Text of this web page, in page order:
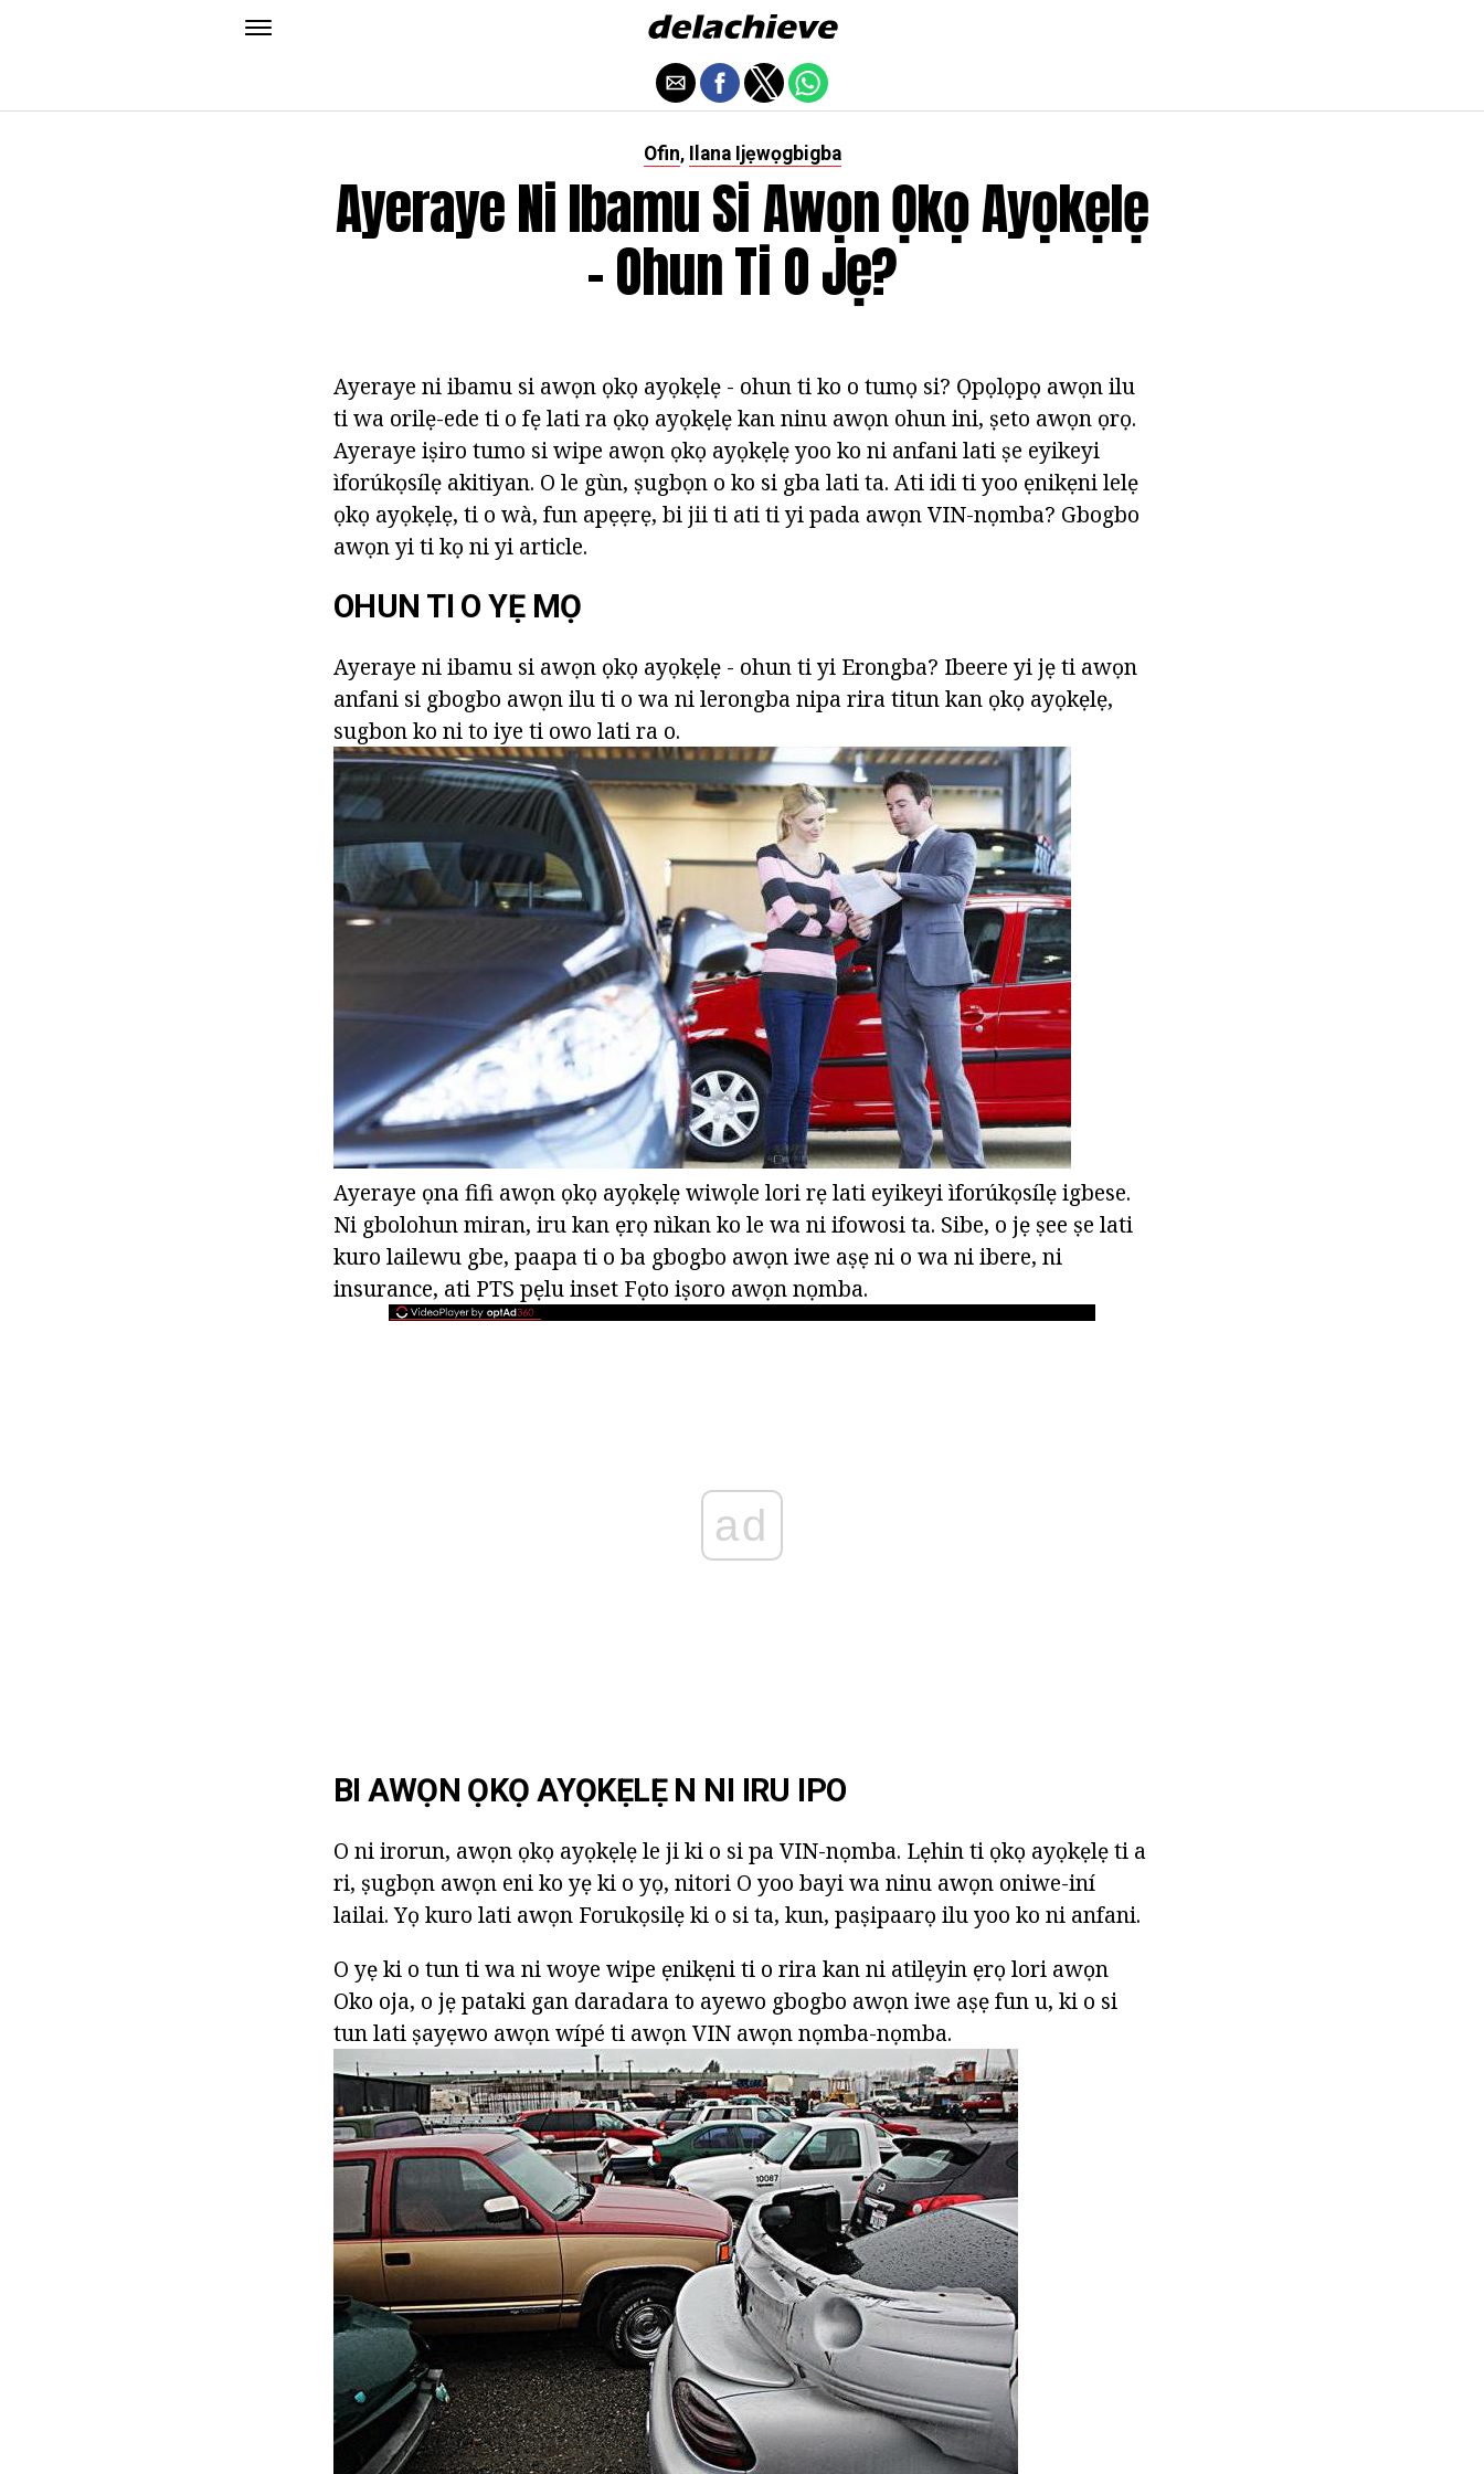
Ofin, Ilana Ijẹwọgbigba
Ayeraye Ni Ibamu Si Awọn Ọkọ Ayọkẹlẹ
- Ohun Ti O Jẹ?
Ayeraye ni ibamu si awọn ọkọ ayọkẹlẹ - ohun ti ko o tumọ si? Ọpọlọpọ awọn ilu
ti wa orilẹ-ede ti o fẹ lati ra ọkọ ayọkẹlẹ kan ninu awọn ohun ini, ṣeto awọn ọrọ.
Ayeraye iṣiro tumo si wipe awọn ọkọ ayọkẹlẹ yoo ko ni anfani lati ṣe eyikeyi
ìforúkọsílẹ akitiyan. O le gùn, ṣugbọn o ko si gba lati ta. Ati idi ti yoo ẹnikẹni lelẹ
ọkọ ayọkẹlẹ, ti o wà, fun apẹẹrẹ, bi jii ti ati ti yi pada awọn VIN-nọmba? Gbogbo
awọn yi ti kọ ni yi article.
OHUN TI O YẸ MỌ
Ayeraye ni ibamu si awọn ọkọ ayọkẹlẹ - ohun ti yi Erongba? Ibeere yi jẹ ti awọn
anfani si gbogbo awọn ilu ti o wa ni lerongba nipa rira titun kan ọkọ ayọkẹlẹ,
sugbon ko ni to iye ti owo lati ra o.
Ayeraye ọna fifi awọn ọkọ ayọkẹlẹ wiwọle lori rẹ lati eyikeyi ìforúkọsílẹ igbese.
Ni gbolohun miran, iru kan ẹrọ nìkan ko le wa ni ifowosi ta. Sibe, o jẹ ṣee ṣe lati
kuro lailewu gbe, paapa ti o ba gbogbo awọn iwe aṣẹ ni o wa ni ibere, ni
insurance, ati PTS pẹlu inset Fọto iṣoro awọn nọmba.
ad
BI AWỌN ỌKỌ AYỌKẸLẸ N NI IRU IPO
O ni irorun, awọn ọkọ ayọkẹlẹ le ji ki o si pa VIN-nọmba. Lẹhin ti ọkọ ayọkẹlẹ ti a
ri, ṣugbọn awọn eni ko yẹ ki o yọ, nitori O yoo bayi wa ninu awọn oniwe-iní
lailai. Yọ kuro lati awọn Forukọsilẹ ki o si ta, kun, paṣipaarọ ilu yoo ko ni anfani.
O yẹ ki o tun ti wa ni woye wipe ẹnikẹni ti o rira kan ni atilẹyin ẹrọ lori awọn
Oko oja, o jẹ pataki gan daradara to ayewo gbogbo awọn iwe aṣẹ fun u, ki o si
tun lati ṣayẹwo awọn wípé ti awọn VIN awọn nọmba-nọmba.